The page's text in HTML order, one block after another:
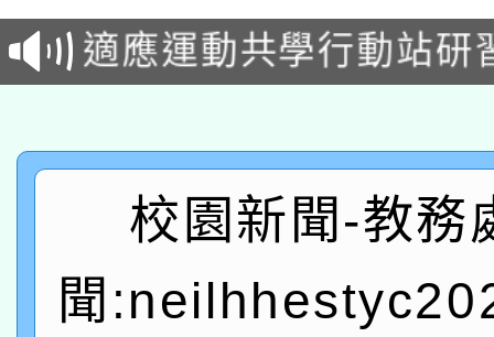
招甄選結果公告(無人
適應運動共學行動站研
本館辦理115年度閱讀
暨閱讀推動專業研習
科技賦能─人工智慧
礎課程
A3數位素養講師名單
「數位內容與教學軟
pilot」
有關大陸委員會函釋公
校園新聞-教務
聞